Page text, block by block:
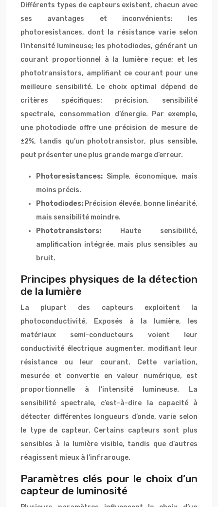
Différents types de capteurs existent, chacun avec
ses avantages et inconvénients: les
photoresistances, dont la résistance varie selon
l’intensité lumineuse; les photodiodes, générant un
courant proportionnel à la lumière reçue; et les
phototransistors, amplifiant ce courant pour une
meilleure sensibilité. Le choix optimal dépend de
critères spécifiques: précision, sensibilité
spectrale, consommation d’énergie. Par exemple,
une photodiode offre une précision de mesure de
±2%, tandis qu’un phototransistor, plus sensible,
peut présenter une plus grande marge d’erreur.
Photoresistances: Simple, économique, mais
moins précis.
Photodiodes: Précision élevée, bonne linéarité,
mais sensibilité moindre.
Phototransistors:
Haute sensibilité,
amplification intégrée, mais plus sensibles au
bruit.
Principes physiques de la détection
de la lumière
La plupart des capteurs exploitent la
photoconductivité. Exposés à la lumière, les
matériaux semi-conducteurs voient leur
conductivité électrique augmenter, modifiant leur
résistance ou leur courant. Cette variation,
mesurée et convertie en valeur numérique, est
proportionnelle à l’intensité lumineuse. La
sensibilité spectrale, c’est-à-dire la capacité à
détecter différentes longueurs d’onde, varie selon
le type de capteur. Certains capteurs sont plus
sensibles à la lumière visible, tandis que d’autres
réagissent mieux à l’infrarouge.
Paramètres clés pour le choix d’un
capteur de luminosité